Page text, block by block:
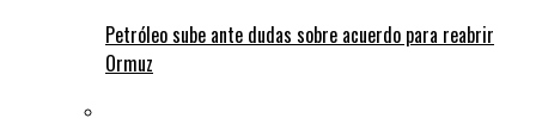
Petróleo sube ante dudas sobre acuerdo para reabrir
Ormuz